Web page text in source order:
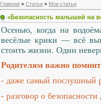
Главная » Статьи » Мои статьи
«Безопасность малышей на
Осенью, когда на
весёлые крики — всё
стоить жизни. Один
Родителям важно
- даже самый послушный
- разговор о